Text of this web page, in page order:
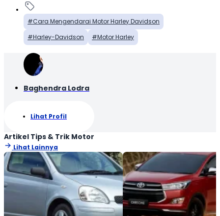
Cara Mengendarai Motor Harley Davidson
Harley-Davidson
Motor Harley
Baghendra Lodra
Lihat Profil
Artikel Tips & Trik Motor
Lihat Lainnya